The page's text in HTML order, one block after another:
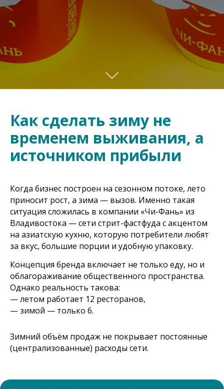
Как сделать зиму не
временем выживания, а
источником прибыли
Когда бизнес построен на сезонном потоке, лето
приносит рост, а зима — вызов. Именно такая
ситуация сложилась в компании «Чи-Фань» из
Владивостока — сети стрит-фастфуда с акцентом
на азиатскую кухню, которую потребители любят
за вкус, большие порции и удобную упаковку.
Концепция бренда включает не только еду, но и
облагораживание общественного пространства.
Однако реальность такова:
— летом работает 12 ресторанов,
— зимой — только 6.
Зимний объём продаж не покрывает постоянные
(централизованные) расходы сети.